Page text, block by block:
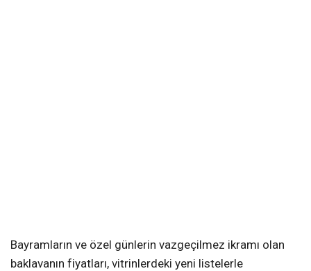
Bayramların ve özel günlerin vazgeçilmez ikramı olan
baklavanın fiyatları, vitrinlerdeki yeni listelerle